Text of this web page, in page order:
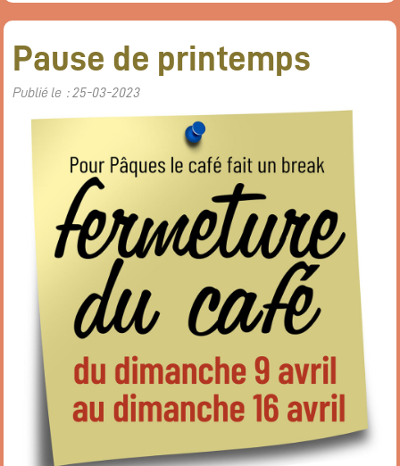
Pause de printemps
Publié le : 25-03-2023